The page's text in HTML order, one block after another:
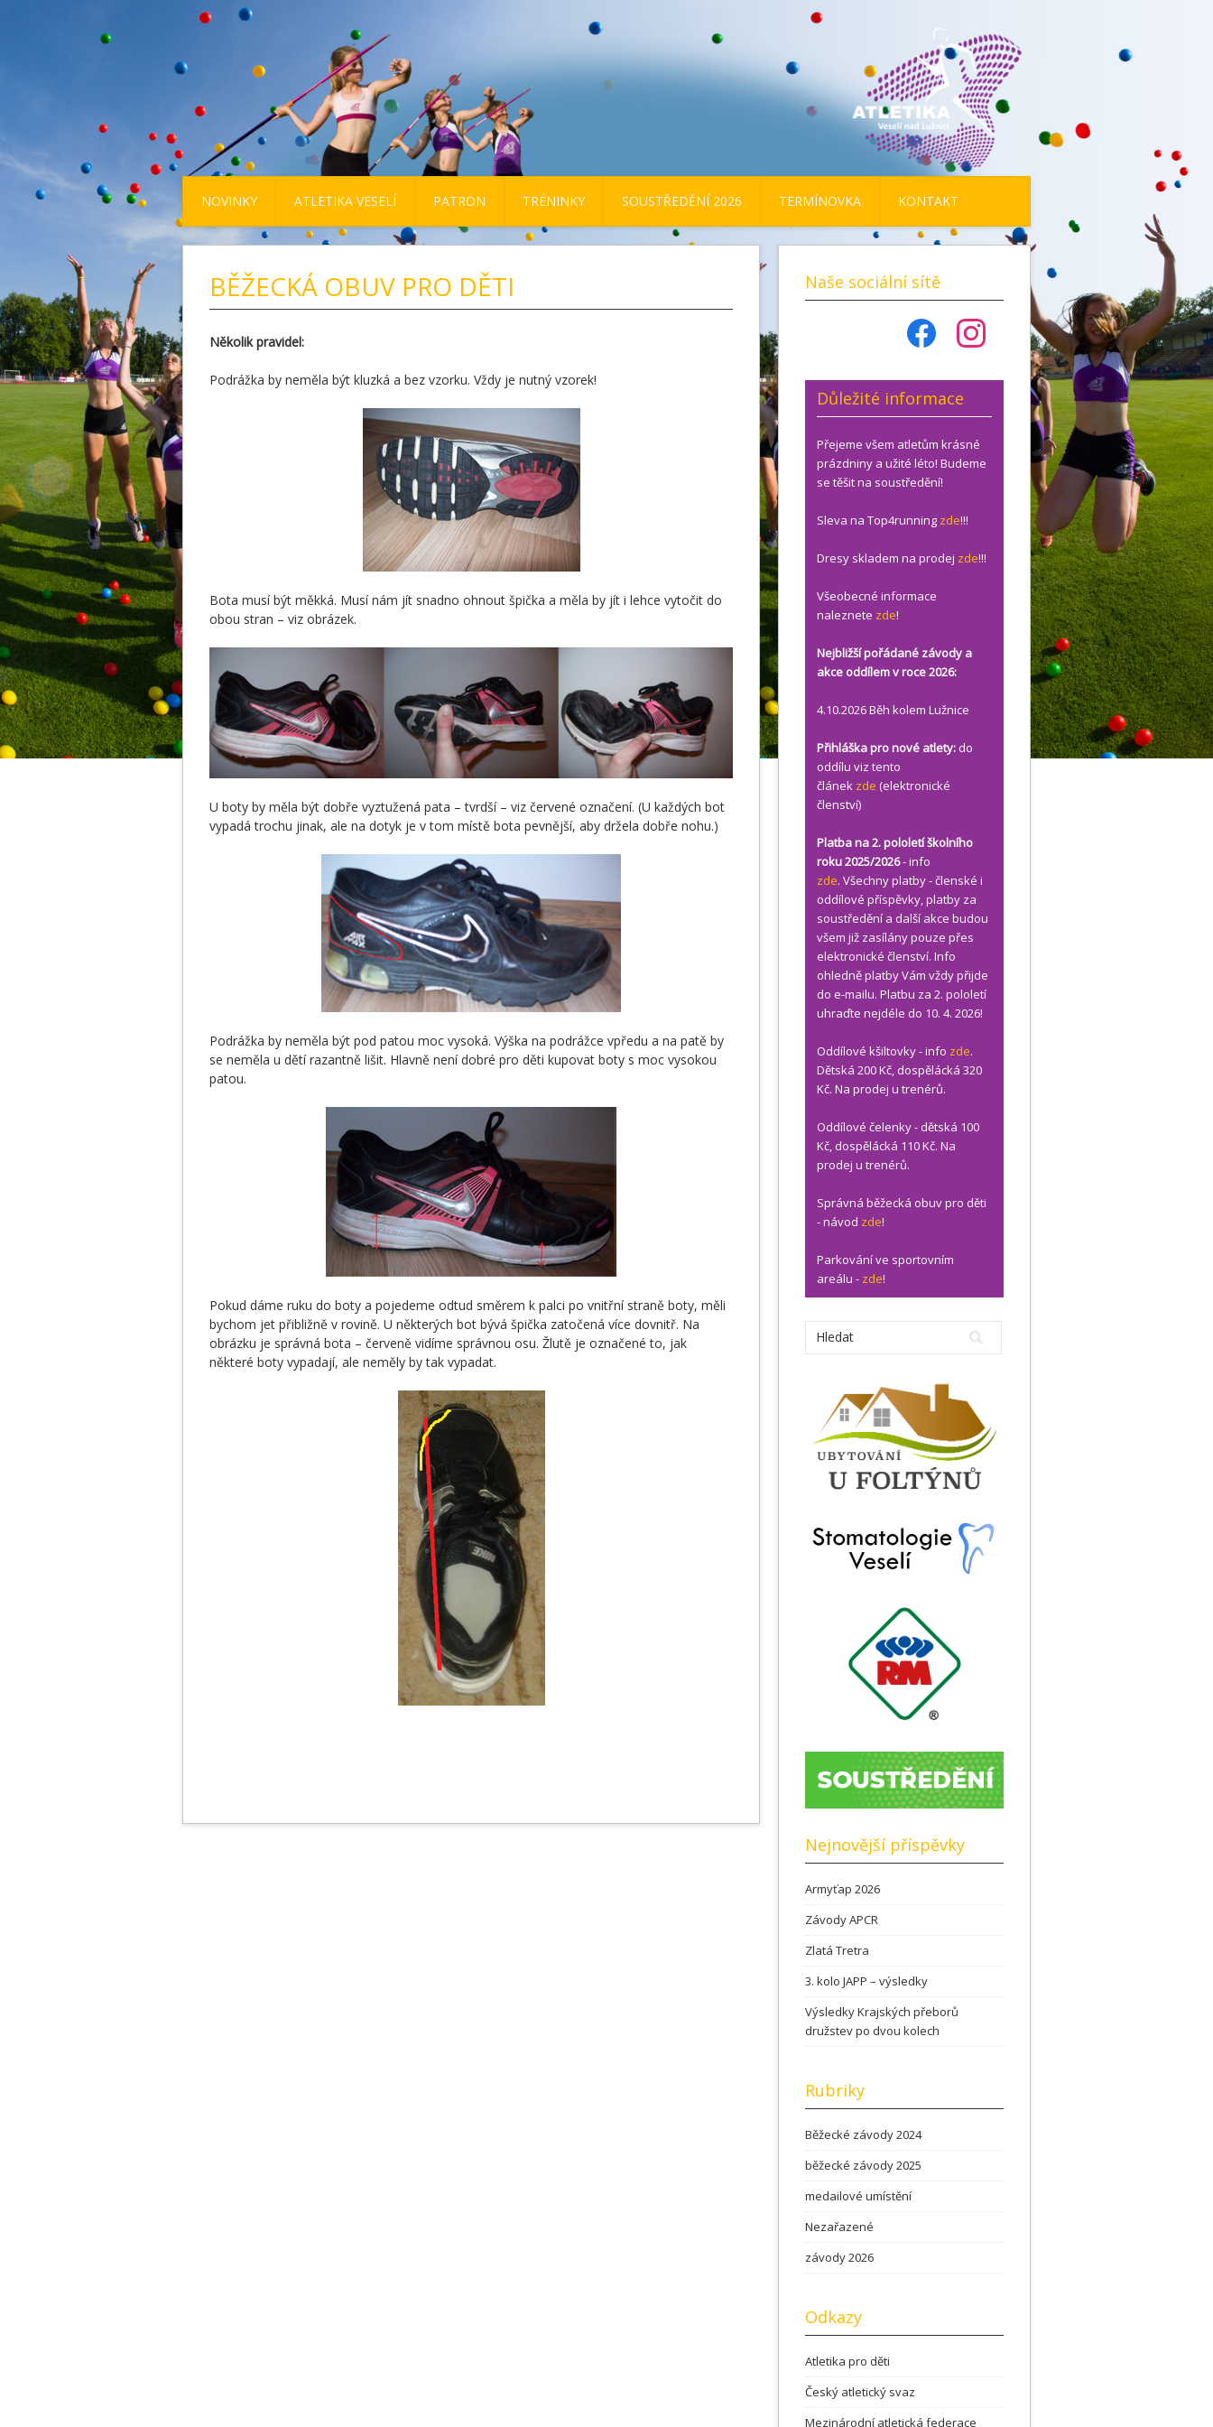
NOVINKY ATLETIKA VESELÍ PATRON TRÉNINKY SOUSTŘEDĚNÍ 2026 TERMÍNOVKA KONTAKT
BĚŽECKÁ OBUV PRO DĚTI
Několik pravidel:
Podrážka by neměla být kluzká a bez vzorku. Vždy je nutný vzorek!
Bota musí být měkká. Musí nám jít snadno ohnout špička a měla by jít i lehce vytočit do
obou stran – viz obrázek.
U boty by měla být dobře vyztužená pata – tvrdší – viz červené označení. (U každých bot
vypadá trochu jinak, ale na dotyk je v tom místě bota pevnější, aby držela dobře nohu.)
Podrážka by neměla být pod patou moc vysoká. Výška na podrážce vpředu a na patě by
se neměla u dětí razantně lišit. Hlavně není dobré pro děti kupovat boty s moc vysokou
patou.
Pokud dáme ruku do boty a pojedeme odtud směrem k palci po vnitřní straně boty, měli
bychom jet přibližně v rovině. U některých bot bývá špička zatočená více dovnitř. Na
obrázku je správná bota – červeně vidíme správnou osu. Žlutě je označené to, jak
některé boty vypadají, ale neměly by tak vypadat.
Naše sociální sítě
Důležité informace
Přejeme všem atletům krásné
prázdniny a užité léto! Budeme
se těšit na soustředění!
Sleva na Top4running zde!!!
Dresy skladem na prodej zde!!!
Všeobecné informace
naleznete zde!
Nejbližší pořádané závody a
akce oddílem v roce 2026:
4.10.2026 Běh kolem Lužnice
Přihláška pro nové atlety: do
oddílu viz tento
článek zde (elektronické
členství)
Platba na 2. pololetí školního
roku 2025/2026- info
zde. Všechny platby - členské i
oddílové příspěvky, platby za
soustředění a další akce budou
všem již zasílány pouze přes
elektronické členství. Info
ohledně platby Vám vždy přijde
do e-mailu. Platbu za 2. pololetí
uhraďte nejdéle do 10. 4. 2026!
Oddílové kšiltovky - info zde.
Dětská 200 Kč, dospělácká 320
Kč. Na prodej u trenérů.
Oddílové čelenky - dětská 100
Kč, dospělácká 110 Kč. Na
prodej u trenérů.
Správná běžecká obuv pro děti
- návod zde!
Parkování ve sportovním
areálu - zde!
Nejnovější příspěvky
Armyťap 2026
Závody APCR
Zlatá Tretra
3. kolo JAPP – výsledky
Výsledky Krajských přeborů
družstev po dvou kolech
Rubriky
Běžecké závody 2024
běžecké závody 2025
medailové umístění
Nezařazené
závody 2026
Odkazy
Atletika pro děti
Český atletický svaz
Mezinárodní atletická federace